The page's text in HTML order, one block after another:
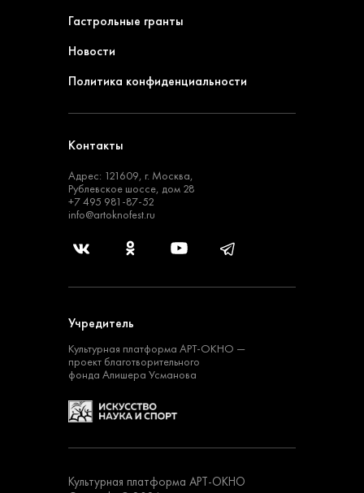
Гастрольные гранты
Новости
Политика конфиденциальности
Контакты
Адрес: 121609, г. Москва,
Рублевское шоссе, дом 28
+7 495 981-87-52
info@artoknofest.ru
Учредитель
Культурная платформа АРТ-ОКНО —
проект благотворительного
фонда Алишера Усманова
Культурная платформа АРТ-ОКНО